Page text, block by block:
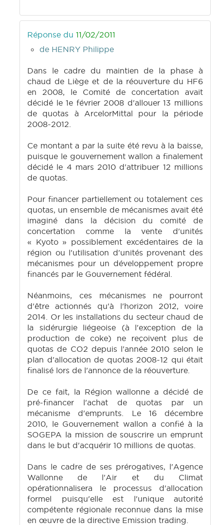
Réponse du 11/02/2011
de HENRY Philippe
Dans le cadre du maintien de la phase à
chaud de Liège et de la réouverture du HF6
en 2008, le Comité de concertation avait
décidé le 1e février 2008 d'allouer 13 millions
de quotas à Arcelor­Mittal pour la période
2008-2012.
Ce montant a par la suite été revu à la baisse,
puisque le gouvernement wallon a finalement
décidé le 4 mars 2010 d'attribuer 12 millions
de quotas.
Pour financer partiellement ou totalement ces
quotas, un ensemble de mécanismes avait été
imaginé dans la décision du comité de
concertation comme la vente d'unités
« Kyoto » possiblement excédentaires de la
région ou l'utilisation d'unités provenant des
mécanismes pour un développement propre
financés par le Gouvernement fédéral.
Néanmoins, ces mécanismes ne pourront
d'être actionnés qu'à l'horizon 2012, voire
2014. Or les installations du secteur chaud de
la sidérurgie liégeoise (à l'exception de la
production de coke) ne reçoivent plus de
quotas de CO2 depuis l'année 2010 selon le
plan d'allocation de quotas 2008-12 qui était
finalisé lors de l'annonce de la réouverture.
De ce fait, la Région wallonne a décidé de
pré-financer l'achat de quotas par un
mécanisme d'emprunts. Le 16 décembre
2010, le Gouvernement wallon a confié à la
SOGEPA la mission de souscrire un emprunt
dans le but d'acquérir 10 millions de quotas.
Dans le cadre de ses prérogatives, l'Agence
Wallonne de l'Air et du Climat
opérationnalisera le processus d'allocation
formel puisqu'elle est l'unique autorité
compétente régionale reconnue dans la mise
en œuvre de la directive Emission trading.